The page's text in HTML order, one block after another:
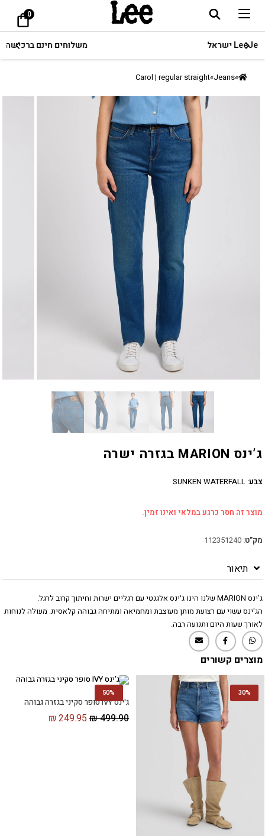
0
»
Jeans
»
Carol | regular straight
ג’ינס MARION בגזרה ישרה
צבע:
SUNKEN WATERFALL
מוצר זה חסר כרגע במלאי ואינו זמין.
מק"ט:112351240
תיאור
ג’ינס MARION שלנו הינו ג׳ינס אלגנטי עם רגליים ישרות וחיתוך קרוב לרגל.
הג'ינס עשוי עם רצועת מותן מעוצבת ומחמיאה ומתיחה גבוהה קלאסית. מעולה לנוחות
לאורך שעות היום ותנועה רבה.
מוצרים קשורים
30%
50%
ג'ינס IVY סופר סקיני בגזרה גבוהה
₪499.90
₪ 249.95